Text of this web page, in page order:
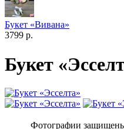
Букет «Вивана»
3799 р.
Букет
Фотографии